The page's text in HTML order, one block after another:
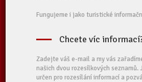
Fungujeme i jako turistické
Chcete víc
Zadejte váš e-mail a my vás
našich dvou rozesílkových seznamů.
určen pro rozesílání informací a